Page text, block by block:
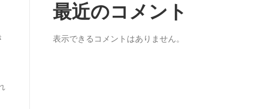
最近のコメント
表示できるコメントはありません。